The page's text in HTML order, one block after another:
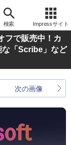
検索 Impressサイト
フで販売中！カ
「Scribe」など
次の画像